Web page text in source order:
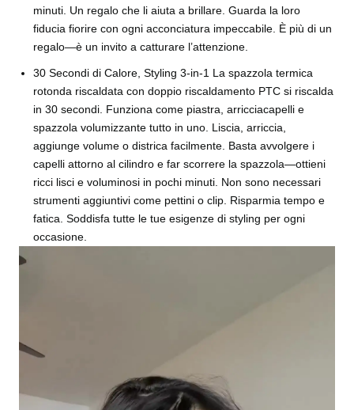
minuti. Un regalo che li aiuta a brillare. Guarda la loro
fiducia fiorire con ogni acconciatura impeccabile. È più di un
regalo—è un invito a catturare l’attenzione.
30 Secondi di Calore, Styling 3-in-1 La spazzola termica
rotonda riscaldata con doppio riscaldamento PTC si riscalda
in 30 secondi. Funziona come piastra, arricciacapelli e
spazzola volumizzante tutto in uno. Liscia, arriccia,
aggiunge volume o districa facilmente. Basta avvolgere i
capelli attorno al cilindro e far scorrere la spazzola—ottieni
ricci lisci e voluminosi in pochi minuti. Non sono necessari
strumenti aggiuntivi come pettini o clip. Risparmia tempo e
fatica. Soddisfa tutte le tue esigenze di styling per ogni
occasione.
V
P